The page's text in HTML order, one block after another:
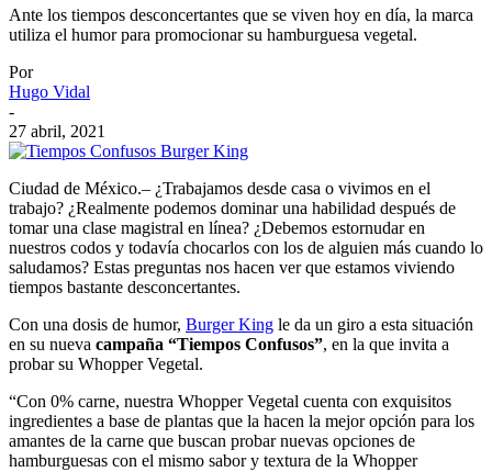
Ante los tiempos desconcertantes que se viven hoy en día, la marca
utiliza el humor para promocionar su hamburguesa vegetal.
Por
Hugo Vidal
-
27 abril, 2021
Ciudad de México.– ¿Trabajamos desde casa o vivimos en el
trabajo? ¿Realmente podemos dominar una habilidad después de
tomar una clase magistral en línea? ¿Debemos estornudar en
nuestros codos y todavía chocarlos con los de alguien más cuando lo
saludamos? Estas preguntas nos hacen ver que estamos viviendo
tiempos bastante desconcertantes.
Con una dosis de humor, Burger King le da un giro a esta situación
en su nueva campaña “Tiempos Confusos”, en la que invita a
probar su Whopper Vegetal.
“Con 0% carne, nuestra Whopper Vegetal cuenta con exquisitos
ingredientes a base de plantas que la hacen la mejor opción para los
amantes de la carne que buscan probar nuevas opciones de
hamburguesas con el mismo sabor y textura de la Whopper